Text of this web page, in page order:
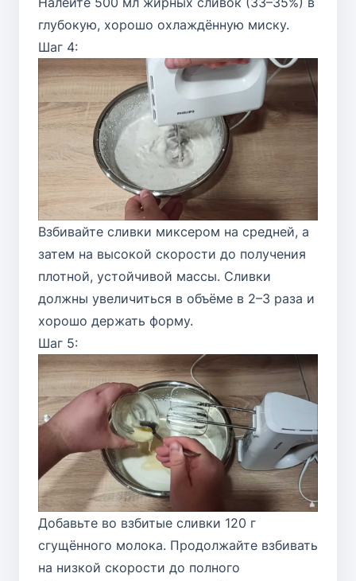
глубокую, хорошо охлаждённую миску.
Шаг 4:
Взбивайте сливки миксером на средней, а
затем на высокой скорости до получения
плотной, устойчивой массы. Сливки
должны увеличиться в объёме в 2–3 раза и
хорошо держать форму.
Шаг 5:
Добавьте во взбитые сливки 120 г
сгущённого молока. Продолжайте взбивать
на низкой скорости до полного